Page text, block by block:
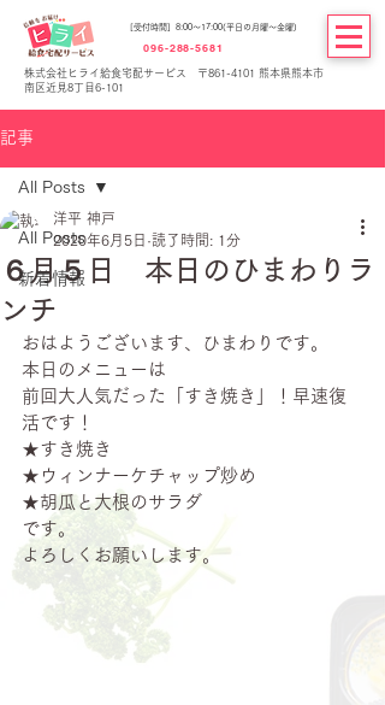
[受付時間] 8:00～17:00(平日の月曜～金曜)
096-288-5681
株式会社ヒライ給食宅配サービス 〒861-4101 熊本県熊本市
南区近見8丁目6-101
記事
All Posts
新着情報
All Posts
６月５日 本日のひまわりラ
ンチ
洋平 神戸
2020年6月5日 読了時間: 1分
おはようございます、ひまわりです。
本日のメニューは
前回大人気だった「すき焼き」！早速復
活です！
★すき焼き
★ウィンナーケチャップ炒め
★胡瓜と大根のサラダ
です。
よろしくお願いします。